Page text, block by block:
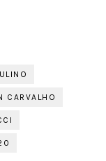
CARVALHO